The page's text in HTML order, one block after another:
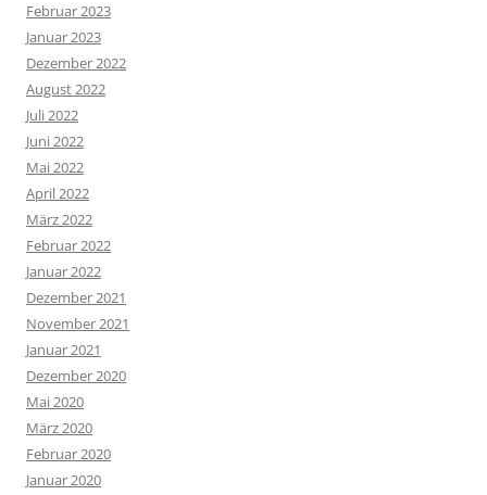
Februar 2023
Januar 2023
Dezember 2022
August 2022
Juli 2022
Juni 2022
Mai 2022
April 2022
März 2022
Februar 2022
Januar 2022
Dezember 2021
November 2021
Januar 2021
Dezember 2020
Mai 2020
März 2020
Februar 2020
Januar 2020